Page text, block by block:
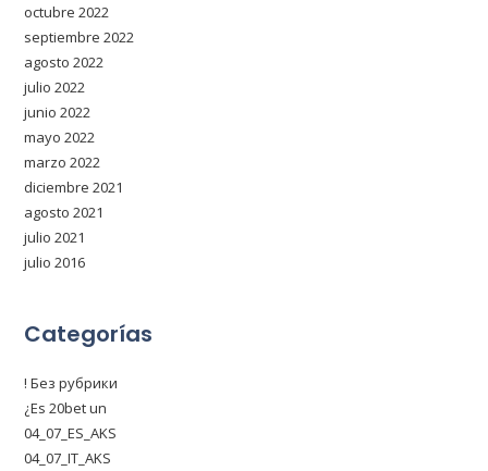
octubre 2022
septiembre 2022
agosto 2022
julio 2022
junio 2022
mayo 2022
marzo 2022
diciembre 2021
agosto 2021
julio 2021
julio 2016
Categorías
! Без рубрики
¿Es 20bet un
04_07_ES_AKS
04_07_IT_AKS